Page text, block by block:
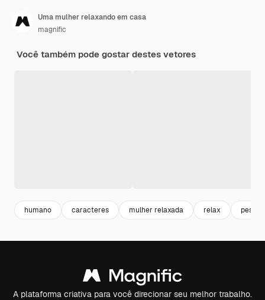
Uma mulher relaxando em casa
magnific
Você também pode gostar destes vetores
humano caracteres mulher relaxada relax
A plataforma criativa para você direcionar seu melhor trabalho.